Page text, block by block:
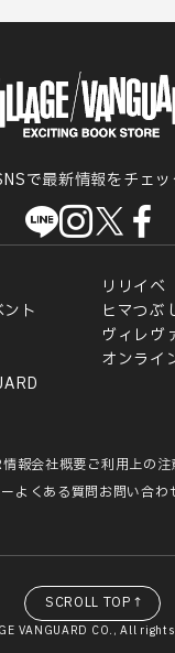
で最新情報をチェッ
リリイベ
ト
ヒマつぶ
ヴィレヴ
オンライ
報会社概要ご利用上の注
よくある質問お問い合わ
VANGUARD CO., All
SCROLL TOP↑